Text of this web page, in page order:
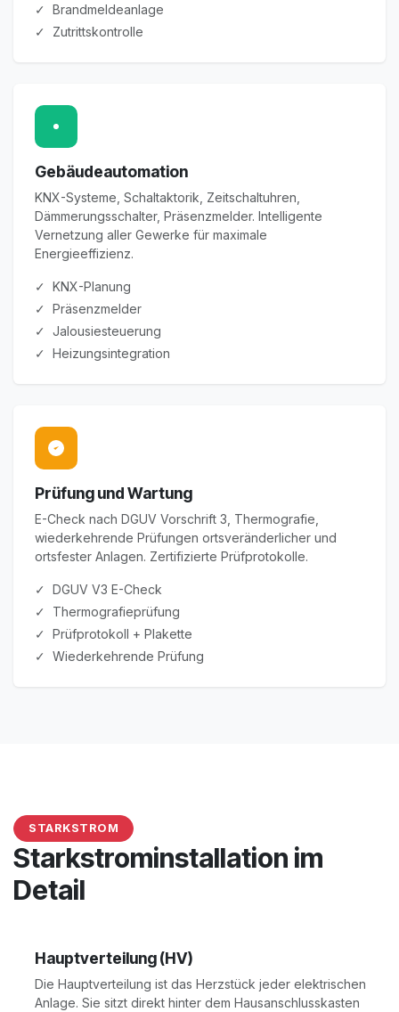
✓ Brandmeldeanlage
✓ Zutrittskontrolle
Gebäudeautomation
KNX-Systeme, Schaltaktorik, Zeitschaltuhren,
Dämmerungsschalter, Präsenzmelder. Intelligente
Vernetzung aller Gewerke für maximale
Energieeffizienz.
✓ KNX-Planung
✓ Präsenzmelder
✓ Jalousiesteuerung
✓ Heizungsintegration
Prüfung und Wartung
E-Check nach DGUV Vorschrift 3, Thermografie,
wiederkehrende Prüfungen ortsveränderlicher und
ortsfester Anlagen. Zertifizierte Prüfprotokolle.
✓ DGUV V3 E-Check
✓ Thermografieprüfung
✓ Prüfprotokoll + Plakette
✓ Wiederkehrende Prüfung
STARKSTROM
Starkstrominstallation im
Detail
Hauptverteilung (HV)
Die Hauptverteilung ist das Herzstück jeder elektrischen
Anlage. Sie sitzt direkt hinter dem Hausanschlusskasten